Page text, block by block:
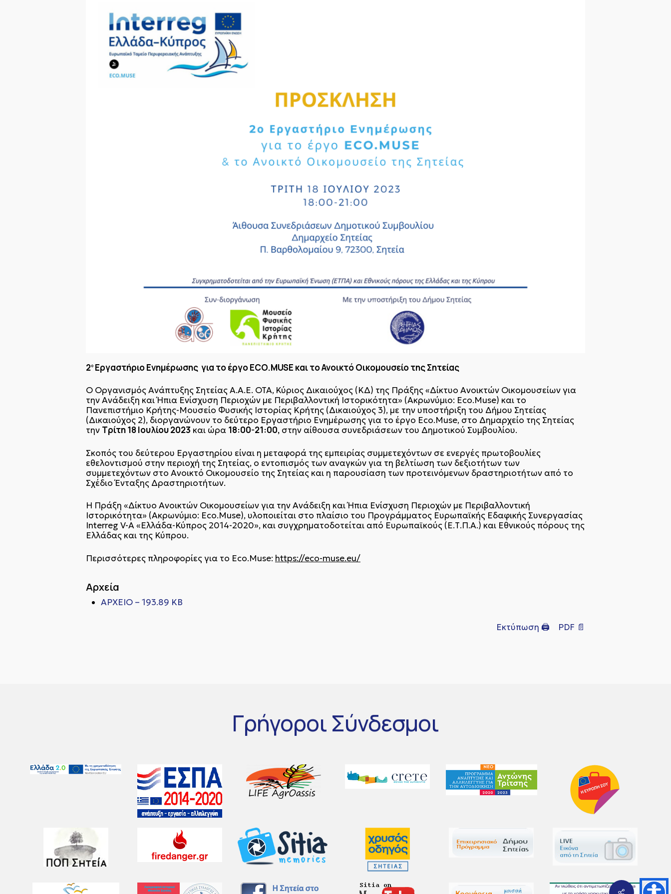
2ο Εργαστήριο Ενημέρωσης για το έργο ECO.MUSE και το Ανοικτό Οικομουσείο της Σητείας
Ο Οργανισμός Ανάπτυξης Σητείας Α.Α.Ε. ΟΤΑ, Κύριος Δικαιούχος (ΚΔ) της Πράξης «Δίκτυο Ανοικτών Οικομουσείων για
την Ανάδειξη και Ήπια Ενίσχυση Περιοχών με Περιβαλλοντική Ιστορικότητα» (Ακρωνύμιο: Eco.Muse) και το
Πανεπιστήμιο Κρήτης-Μουσείο Φυσικής Ιστορίας Κρήτης (Δικαιούχος 3), με την υποστήριξη του Δήμου Σητείας
(Δικαιούχος 2), διοργανώνουν το δεύτερο Εργαστήριο Ενημέρωσης για το έργο Eco.Muse, στο Δημαρχείο της Σητείας
την Τρίτη 18 Ιουλίου 2023 και ώρα 18:00-21:00, στην αίθουσα συνεδριάσεων του Δημοτικού Συμβουλίου.
Σκοπός του δεύτερου Εργαστηρίου είναι η μεταφορά της εμπειρίας συμμετεχόντων σε ενεργές πρωτοβουλίες
εθελοντισμού στην περιοχή της Σητείας, o εντοπισμός των αναγκών για τη βελτίωση των δεξιοτήτων των
συμμετεχόντων στο Ανοικτό Οικομουσείο της Σητείας και η παρουσίαση των προτεινόμενων δραστηριοτήτων από το
Σχέδιο Ένταξης Δραστηριοτήτων.
Η Πράξη «Δίκτυο Ανοικτών Οικομουσείων για την Ανάδειξη και Ήπια Ενίσχυση Περιοχών με Περιβαλλοντική
Ιστορικότητα» (Ακρωνύμιο: Eco.Muse), υλοποιείται στο πλαίσιο του Προγράμματος Ευρωπαϊκής Εδαφικής Συνεργασίας
Interreg V-A «Ελλάδα-Κύπρος 2014-2020», και συγχρηματοδοτείται από Ευρωπαϊκούς (Ε.Τ.Π.Α.) και Εθνικούς πόρους της
Ελλάδας και της Κύπρου.
Περισσότερες πληροφορίες για το Eco.Muse: https://eco-muse.eu/
Αρχεία
ΑΡΧΕΙΟ – 193.89 KB
Εκτύπωση 🖨 PDF 📄
Γρήγοροι Σύνδεσμοι